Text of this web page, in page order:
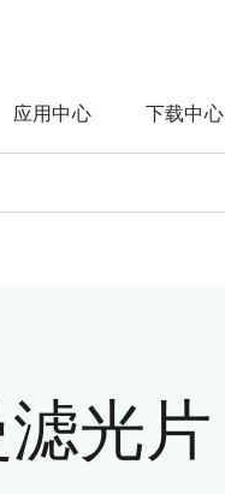
应用中心 下载中心
光片